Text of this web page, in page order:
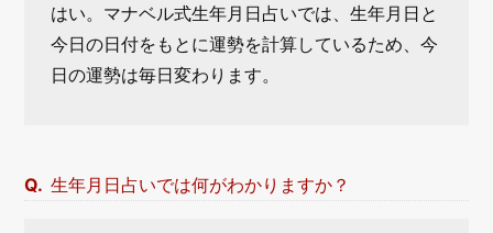
はい。マナベル式生年月日占いでは、生年月日と
今日の日付をもとに運勢を計算しているため、今
日の運勢は毎日変わります。
生年月日占いでは何がわかりますか？